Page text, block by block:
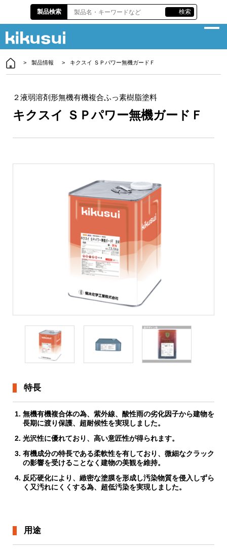
企業情報
サスティナビリティ
製品情報
各種資料
お問い合わせ
資料請求
よくある質問
製品検索 検索
製品情報 キクスイ ＳＰパワー無機ガードＦ
２液弱溶剤形無機有機複合ふっ素樹脂塗料
キクスイ ＳＰパワー無機ガードＦ
特長
無機有機複合体の為、紫外線、酸性雨の劣化因子から建物を
長期に渡り保護、超耐候性を実現しました。
光沢性に優れており、高い意匠性が得られます。
有機成分の特長である柔軟性を有しており、微細なクラック
の影響を受けることなく建物の美観を維持。
反応硬化により、緻密な塗膜を形成し汚染物質を侵入しずら
く又汚れにくくする為、超低汚染を実現しました。
用途